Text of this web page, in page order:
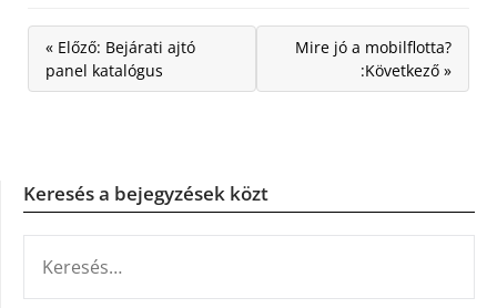
« Előző: Bejárati ajtó
panel katalógus
Mire jó a mobilflotta?
:Következő »
Keresés a bejegyzések közt